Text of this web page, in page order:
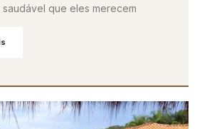
que eles merecem